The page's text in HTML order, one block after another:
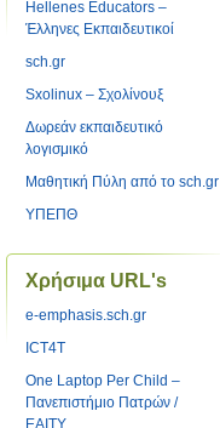
Hellenes Educators –
Έλληνες Eκπαιδευτικοί
sch.gr
Sxolinux – Σχολίνουξ
Δωρεάν εκπαιδευτικό
λογισμικό
Μαθητική Πύλη από το sch.gr
ΥΠΕΠΘ
Χρήσιμα URL's
e-emphasis.sch.gr
ICT4T
One Laptop Per Child –
Πανεπιστήμιο Πατρών /
ΕΑΙΤΥ